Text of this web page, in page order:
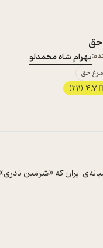
حق
بهرام شاه محمدلو
مرغ حق
4.7
(211)
ایران که «شرمین نادری»